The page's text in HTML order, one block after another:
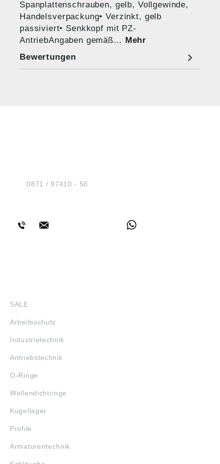
Spanplattenschrauben, gelb, Vollgewinde,
Handelsverpackung• Verzinkt, gelb
passiviert• Senkkopf mit PZ-
AntriebAngaben gemäß… Mehr
Bewertungen
Tel.:0871 / 97410 - 50
SALE
Arbeitsschutz
Industrietechnik
Antriebstechnik
O-Ringe
Wellendichtringe
Kugellager
Profile
Armaturentechnik